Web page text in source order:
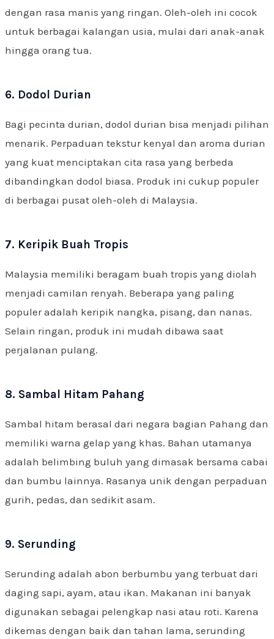
dengan rasa manis yang ringan. Oleh-oleh ini cocok
untuk berbagai kalangan usia, mulai dari anak-anak
hingga orang tua.
6. Dodol Durian
Bagi pecinta durian, dodol durian bisa menjadi pilihan
menarik. Perpaduan tekstur kenyal dan aroma durian
yang kuat menciptakan cita rasa yang berbeda
dibandingkan dodol biasa. Produk ini cukup populer
di berbagai pusat oleh-oleh di Malaysia.
7. Keripik Buah Tropis
Malaysia memiliki beragam buah tropis yang diolah
menjadi camilan renyah. Beberapa yang paling
populer adalah keripik nangka, pisang, dan nanas.
Selain ringan, produk ini mudah dibawa saat
perjalanan pulang.
8. Sambal Hitam Pahang
Sambal hitam berasal dari negara bagian Pahang dan
memiliki warna gelap yang khas. Bahan utamanya
adalah belimbing buluh yang dimasak bersama cabai
dan bumbu lainnya. Rasanya unik dengan perpaduan
gurih, pedas, dan sedikit asam.
9. Serunding
Serunding adalah abon berbumbu yang terbuat dari
daging sapi, ayam, atau ikan. Makanan ini banyak
digunakan sebagai pelengkap nasi atau roti. Karena
dikemas dengan baik dan tahan lama, serunding